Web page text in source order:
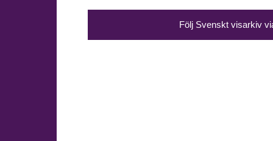
Följ Svenskt visarkiv